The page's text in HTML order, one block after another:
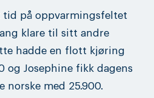
på oppvarmingsfeltet
klare til sitt andre
hadde en flott kjøring
og Josephine fikk dagens
norske med 25.900.